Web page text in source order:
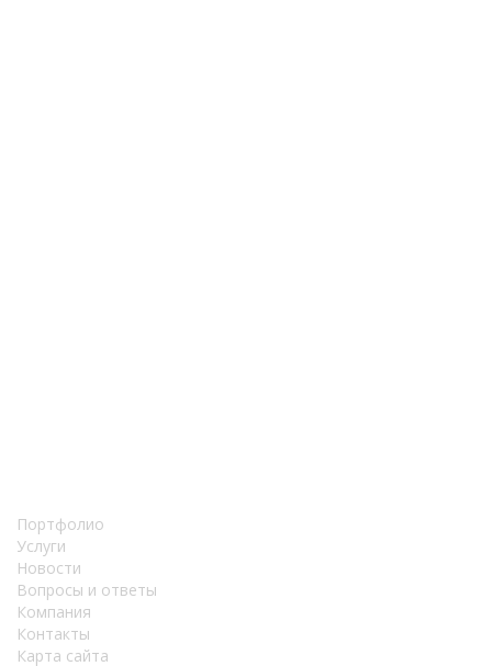
Портфолио
Услуги
Новости
Вопросы и ответы
Компания
Контакты
Карта сайта